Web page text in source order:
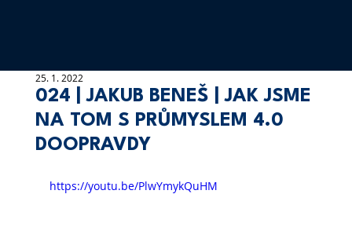
024 | JAKUB BENEŠ | JAK JSME
NA TOM S PRŮMYSLEM 4.0
DOOPRAVDY
25. 1. 2022
https://youtu.be/PlwYmykQuHM